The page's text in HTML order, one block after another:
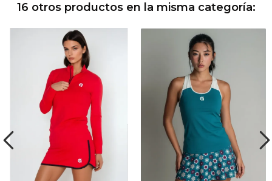
16 otros productos en la misma categoría: